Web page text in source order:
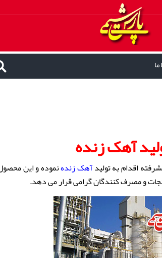
آهک زنده
اقدام به تولیدآهک زنده
و مصرف کنندگان گرامی قرار می دهد.